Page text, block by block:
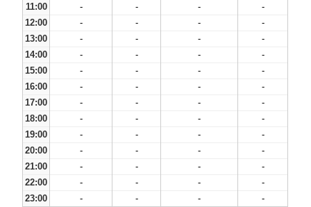
11:00
- - -
-
12:00
- - -
-
13:00
- - -
-
14:00
- - -
-
15:00
- - -
-
16:00
- - -
-
17:00
- - -
-
18:00
- - -
-
19:00
- - -
-
20:00
- - -
-
21:00
- - -
-
22:00
- - -
-
23:00
- - -
-